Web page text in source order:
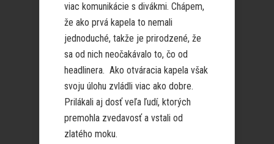
viac komunikácie s divákmi. Chápem,
že ako prvá kapela to nemali
jednoduché, takže je prirodzené, že
sa od nich neočakávalo to, čo od
headlinera. Ako otváracia kapela však
svoju úlohu zvládli viac ako dobre.
Prilákali aj dosť veľa ľudí, ktorých
premohla zvedavosť a vstali od
zlatého moku.